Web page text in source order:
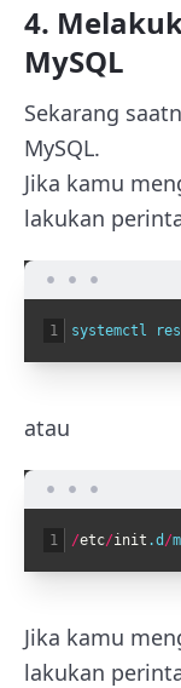
4.
MySQL
Sekarang
MySQL.
Jika kamu
lakukan
1 systemctl
atau
1 /etc/init .d /
Jika kamu
lakukan